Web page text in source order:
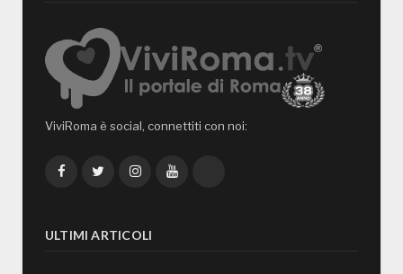
ViviRoma è social, connettiti con noi:
FacebookTwitterInstagramYouTube
ULTIMI ARTICOLI